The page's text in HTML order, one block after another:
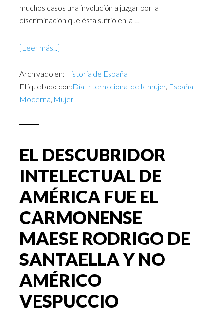
muchos casos una involución a juzgar por la
discriminación que ésta sufrió en la …
[Leer más...]
Archivado en:Historia de España
Etiquetado con:Día Internacional de la mujer, España
Moderna, Mujer
EL DESCUBRIDOR
INTELECTUAL DE
AMÉRICA FUE EL
CARMONENSE
MAESE RODRIGO DE
SANTAELLA Y NO
AMÉRICO
VESPUCCIO